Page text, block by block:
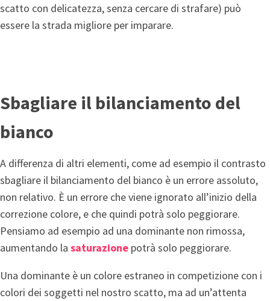
scatto con delicatezza, senza cercare di strafare) può
essere la strada migliore per imparare.
Sbagliare il bilanciamento del
bianco
A differenza di altri elementi, come ad esempio il contrasto
sbagliare il bilanciamento del bianco è un errore assoluto,
non relativo. È un errore che viene ignorato all’inizio della
correzione colore, e che quindi potrà solo peggiorare.
Pensiamo ad esempio ad una dominante non rimossa,
aumentando la saturazione potrà solo peggiorare.
Una dominante è un colore estraneo in competizione con i
colori dei soggetti nel nostro scatto, ma ad un’attenta